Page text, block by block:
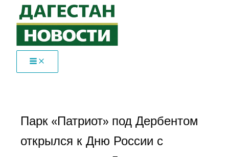
Перейти
содержимому
Парк «Патриот» под Дербентом
открылся к Дню России с